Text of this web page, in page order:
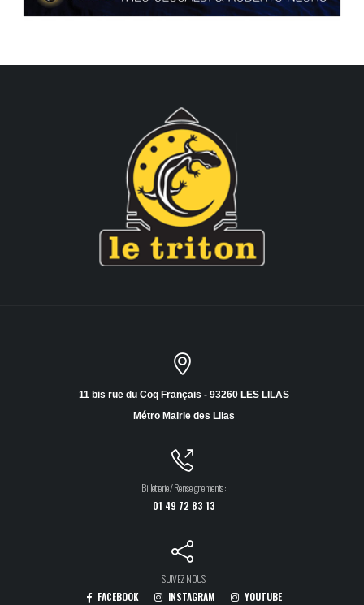
11 bis rue du Coq Français - 93260 LES LILAS
Métro Mairie des Lilas
Billetterie / Renseignements :
01 49 72 83 13
SUIVEZ NOUS
FACEBOOK
INSTAGRAM YOUTUBE